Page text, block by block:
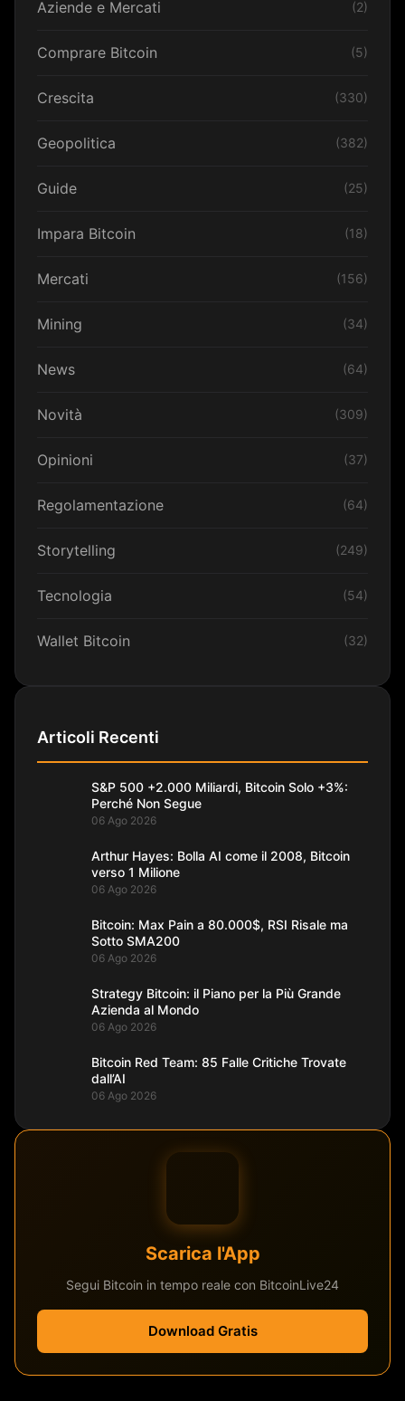
Aziende e Mercati (2)
Comprare Bitcoin (5)
Crescita (330)
Geopolitica (382)
Guide (25)
Impara Bitcoin (18)
Mercati (156)
Mining (34)
News (64)
Novità (309)
Opinioni (37)
Regolamentazione (64)
Storytelling (249)
Tecnologia (54)
Wallet Bitcoin (32)
Articoli Recenti
S&P 500 +2.000 Miliardi, Bitcoin Solo +3%:
Perché Non Segue
06 Ago 2026
Arthur Hayes: Bolla AI come il 2008, Bitcoin
verso 1 Milione
06 Ago 2026
Bitcoin: Max Pain a 80.000$, RSI Risale ma
Sotto SMA200
06 Ago 2026
Strategy Bitcoin: il Piano per la Più Grande
Azienda al Mondo
06 Ago 2026
Bitcoin Red Team: 85 Falle Critiche Trovate
dall’AI
06 Ago 2026
Scarica l'App
Segui Bitcoin in tempo reale con BitcoinLive24
Download Gratis